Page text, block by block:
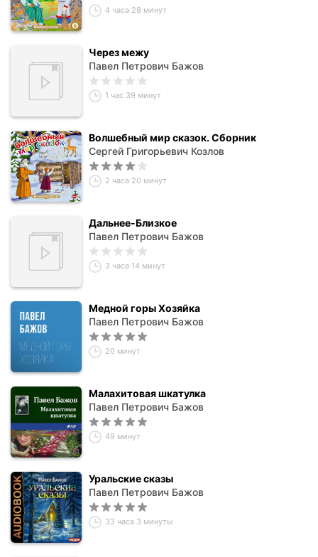
4 часа 28 минут
Через межу
Павел Петрович Бажов
1 час 39 минут
Волшебный мир сказок. Сборник
Сергей Григорьевич Козлов
2 часа 20 минут
Дальнее-Близкое
Павел Петрович Бажов
3 часа 14 минут
Медной горы Хозяйка
Павел Петрович Бажов
20 минут
Малахитовая шкатулка
Павел Петрович Бажов
49 минут
Уральские сказы
Павел Петрович Бажов
33 часа 3 минуты